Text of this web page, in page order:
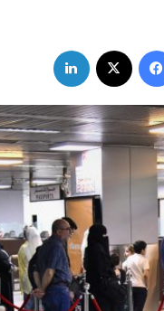
فيسبوك